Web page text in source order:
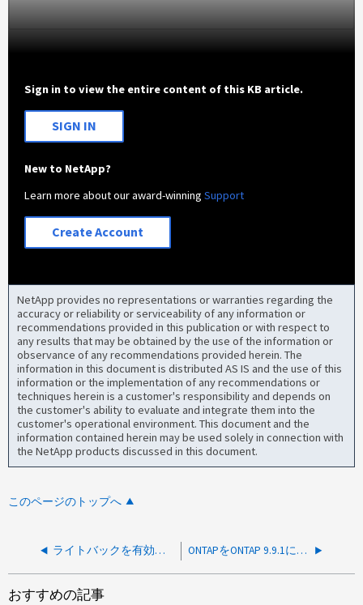
Sign in to view the entire content of this KB article.
SIGN IN
New to NetApp?
Learn more about our award-winningSupport
Create Account
NetApp provides no representations or warranties regarding the
accuracy or reliability or serviceability of any information or
recommendations provided in this publication or with respect to
any results that may be obtained by the use of the information or
observance of any recommendations provided herein. The
information in this document is distributed AS IS and the use of this
information or the implementation of any recommendations or
techniques herein is a customer's responsibility and depends on
the customer's ability to evaluate and integrate them into the
customer's operational environment. This document and the
information contained herein may be used solely in connection with
the NetApp products discussed in this document.
このページのトップへ
ライトバックを有効にしてFlexCahceを使用すると予期しないinodeが増加する ONTAPをONTAP 9.9.1にリバートする際にユニファイドオブジェクト形式のリバートプロセスが低速化する
おすすめの記事